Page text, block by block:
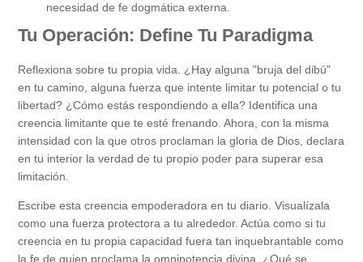
necesidad de fe dogmática externa.
Tu Operación: Define Tu Paradigma
Reflexiona sobre tu propia vida. ¿Hay alguna "bruja del dibú"
en tu camino, alguna fuerza que intente limitar tu potencial o tu
libertad? ¿Cómo estás respondiendo a ella? Identifica una
creencia limitante que te esté frenando. Ahora, con la misma
intensidad con la que otros proclaman la gloria de Dios, declara
en tu interior la verdad de tu propio poder para superar esa
limitación.
Escribe esta creencia empoderadora en tu diario. Visualízala
como una fuerza protectora a tu alrededor. Actúa como si tu
creencia en tu propia capacidad fuera tan inquebrantable como
la fe de quien proclama la omnipotencia divina. ¿Qué se